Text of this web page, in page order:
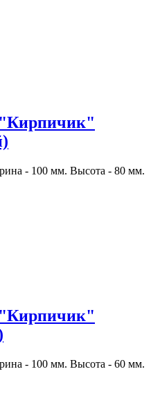
"Кирпичик"
- 100 мм. Высота - 80 мм.
"Кирпичик"
- 100 мм. Высота - 60 мм.